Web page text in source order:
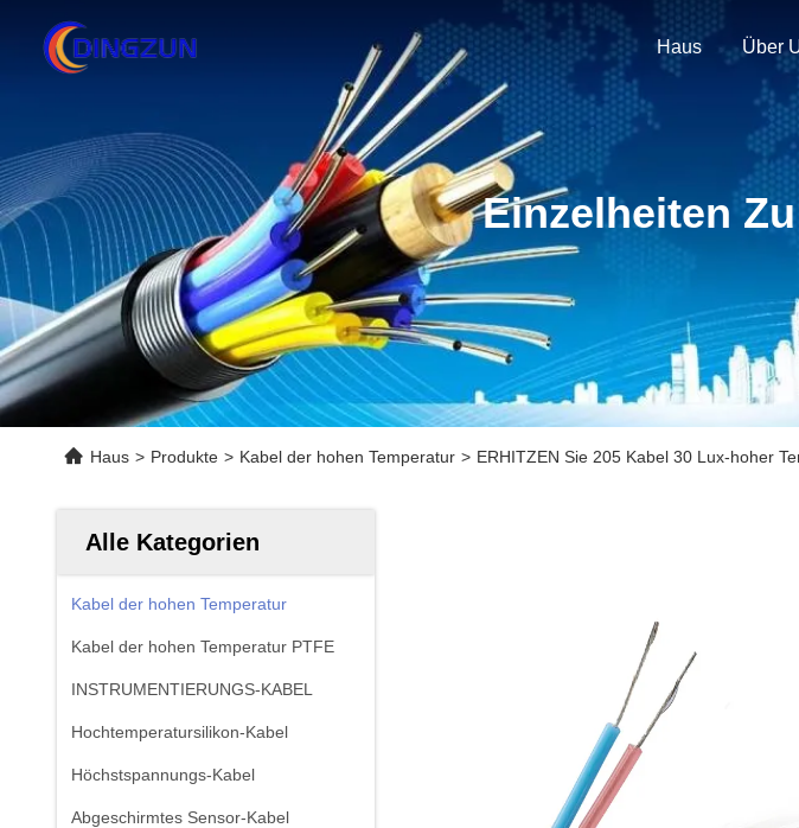
Haus Über
Einzelheiten
Haus > Produkte > Kabel der hohen Temperatur > ERHITZEN Sie 205 Kabel 30 Lux-hoher
Alle Kategorien
Kabel der hohen Temperatur
Kabel der hohen Temperatur PTFE
INSTRUMENTIERUNGS-KABEL
Hochtemperatursilikon-Kabel
Höchstspannungs-Kabel
Abgeschirmtes Sensor-Kabel